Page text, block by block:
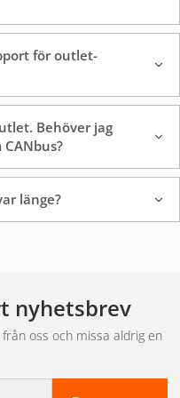
vet håller vad den lovar.
belysningen men
outlet är din chans att ta
LED, eller att äntligen
om. Även om du
alltid tillgång till vår
installationsfrågor och
med ditt köp är det
för outlet-
Behöver jag
länge?
nyhetsbrev
oss och missa aldrig en